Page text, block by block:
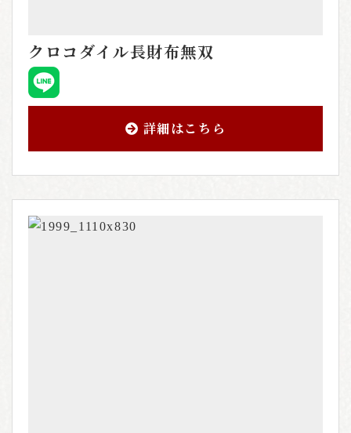
クロコダイル長財布無双
詳細はこちら